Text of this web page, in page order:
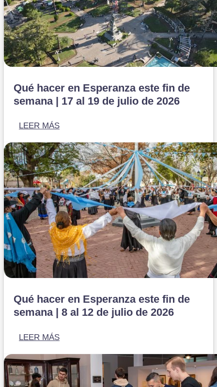
Qué hacer en Esperanza este fin de
semana | 17 al 19 de julio de 2026
LEER MÁS
Qué hacer en Esperanza este fin de
semana | 8 al 12 de julio de 2026
LEER MÁS